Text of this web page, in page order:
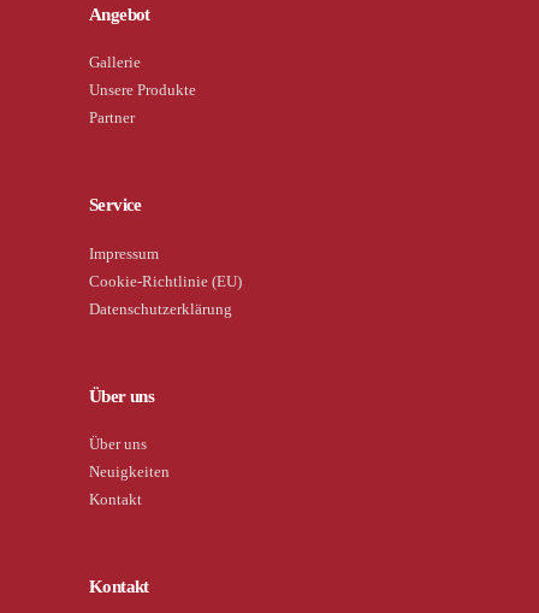
Angebot
Gallerie
Unsere Produkte
Partner
Service
Impressum
Cookie-Richtlinie (EU)
Datenschutzerklärung
Über uns
Über uns
Neuigkeiten
Kontakt
Kontakt